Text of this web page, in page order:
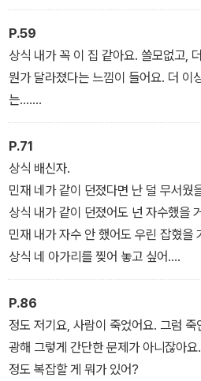
P.59
상식 내가 꼭 이 집 같아요. 쓸모없고,
뭔가 달라졌다는 느낌이 들어요. 더 이
는…….
P.71
상식 배신자.
민재 네가 같이 던졌다면 난 덜 무서웠
상식 내가 같이 던졌어도 넌 자수했을
민재 내가 자수 안 했어도 우린 잡혔을
상식 네 아가리를 찢어 놓고 싶어.
민재 네 다릴 아작 내고 싶어.
상식 오기만 해 봐.
민재 가기만 해 봐.
P.86
정도 저기요, 사람이 죽었어요. 그럼
광해 그렇게 간단한 문제가 아니잖아요.
정도 복잡할 게 뭐가 있어?